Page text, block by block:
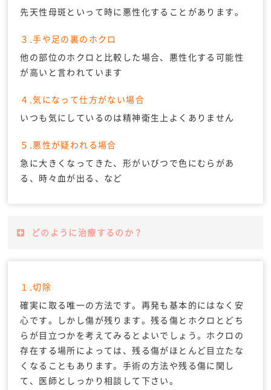
先天性母斑といって時に悪性化することがあります。
３.手や足の裏のホクロ
他の部位のホクロと比較した場合、悪性化する可能性
が高いと言われています
４.気になって仕方がない場合
いつも気にしているのは精神衛生上よくありません
５.悪性が疑われる場合
急に大きくなってきた、形がいびつで色にむらがあ
る、時々血が出る、など
どのように治療するのか？
１.切除
確実に取る唯一の方法です。再発も基本的にはなく安
心です。しかし傷が残ります。残る傷とホクロとどち
らが目立つかを考えてみるとよいでしょう。ホクロの
存在する場所によっては、残る傷がほとんど目立たな
くなることもあります。手術の方法や残る傷に関し
て、医師としっかり相談して下さい。